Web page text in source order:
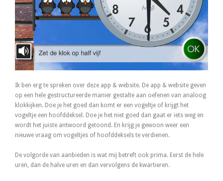
Ik ben erg te spreken over deze app & website. De app & website geven
op een hele gestructureerde manier gestalte aan oefenen van analoog
klokkijken. Doe je het goed dan komt er een vogeltje of krijgt het
vogeltje een hoofddeksel. Doe je het niet goed dan gaat er iets weg en
wordt het juiste antwoord getoond. En krijg je gewoon weer een
nieuwe vraag om vogeltjes of hoofddeksels te verdienen.
De volgorde van aanbieden is wat mij betreft ook prima. Eerst de hele
uren, dan de halve uren en dan vervolgens de kwartieren.